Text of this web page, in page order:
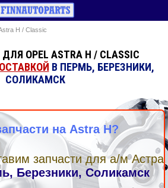
H / Classic
OPEL ASTRA H / CLASSIC
В ПЕРМЬ, БЕРЕЗНИКИ,
СОЛИКАМСК
на Astra H?
запчасти для а/м Астра
Березники, Соликамск